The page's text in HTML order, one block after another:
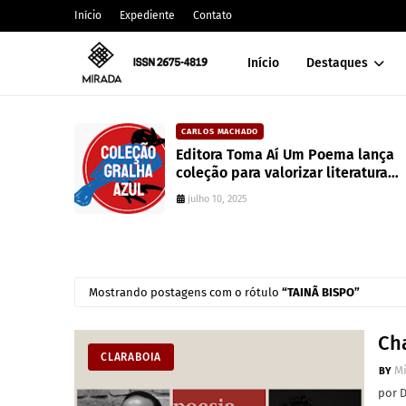
Início Expediente Contato
Início Destaques
Poema lança
literatura
Canção de mim
Whitman
Mostrando postagens com o rótulo TAINÃ BISPO
CLARABOIA
por